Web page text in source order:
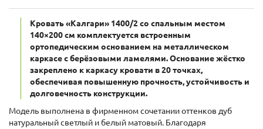
Кровать «Калгари» 1400/2 со спальным местом
140×200 см комплектуется встроенным
ортопедическим основанием на металлическом
каркасе с берёзовыми ламелями. Основание жёстко
закреплено к каркасу кровати в 20 точках,
обеспечивая повышенную прочность, устойчивость и
долговечность конструкции.
Модель выполнена в фирменном сочетании оттенков дуб
натуральный светлый и белый матовый. Благодаря